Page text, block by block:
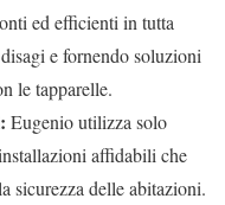
ed efficienti in tutta
e fornendo soluzioni
le tapparelle.
Eugenio utilizza solo
affidabili che
sicurezza delle abitazioni.